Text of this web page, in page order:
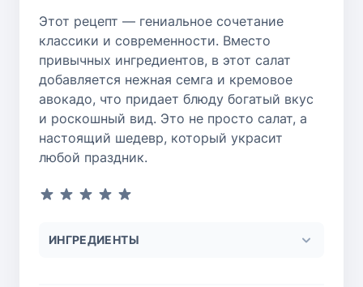
Этот рецепт — гениальное сочетание
классики и современности. Вместо
привычных ингредиентов, в этот салат
добавляется нежная семга и кремовое
авокадо, что придает блюду богатый вкус
и роскошный вид. Это не просто салат, а
настоящий шедевр, который украсит
любой праздник.
ИНГРЕДИЕНТЫ